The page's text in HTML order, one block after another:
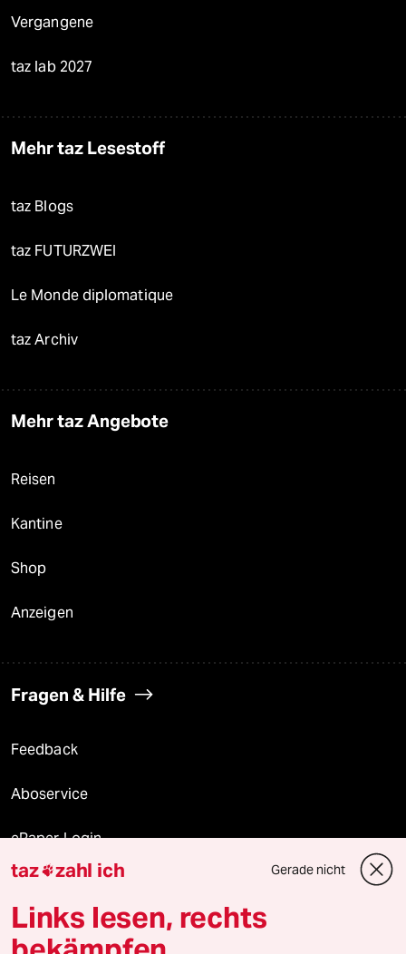
Vergangene
taz lab 2027
Mehr taz Lesestoff
taz Blogs
taz FUTURZWEI
Le Monde diplomatique
taz Archiv
Mehr taz Angebote
Reisen
Kantine
Shop
Anzeigen
Fragen & Hilfe
Feedback
Aboservice
ePaper Login
Downloads für Abonnierende
taz zahl ich Gerade nicht
Links lesen, rechts